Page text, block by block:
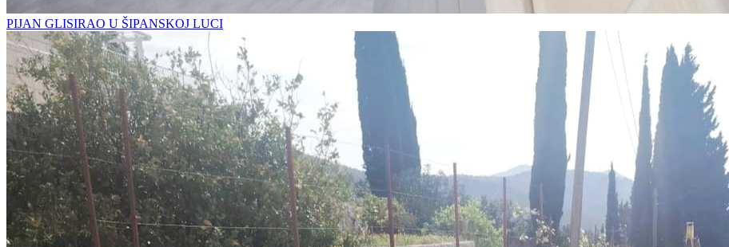
PIJAN GLISIRAO U ŠIPANSKOJ LUCI